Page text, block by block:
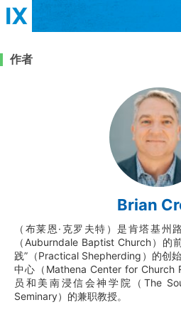
书评
福音传讲与宣教
团契生活与祷告
查看全
查看全
隐私条款
正體中文
西班牙语
葡萄牙语
乌兹别克语
达里语
法语
罗马尼亚
越南语
意大利语
韩语
作者
Brian
（布莱恩·克罗夫特）是肯塔基州
（Auburndale Baptist Church）的
践”（Practical Shepherding）的创
中心（Mathena Center for Church
员和美南浸信会神学院（The
Seminary）的兼职教授。